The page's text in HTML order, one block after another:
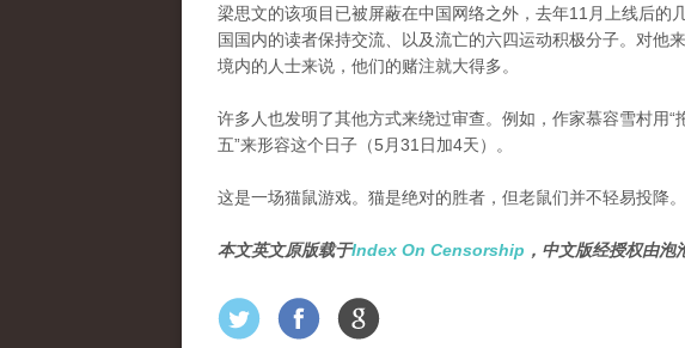
梁思文的该项目已被屏蔽在中国网络之外，去年11月上线后的
国国内的读者保持交流、以及流亡的六四运动积极分子。对他
境内的人士来说，他们的赌注就大得多。
许多人也发明了其他方式来绕过审查。例如，作家慕容雪村用“
五”来形容这个日子（5月31日加4天）。
这是一场猫鼠游戏。猫是绝对的胜者，但老鼠们并不轻易投降。
本文英文原版载于Index On Censorship ，中文版经授权由泡